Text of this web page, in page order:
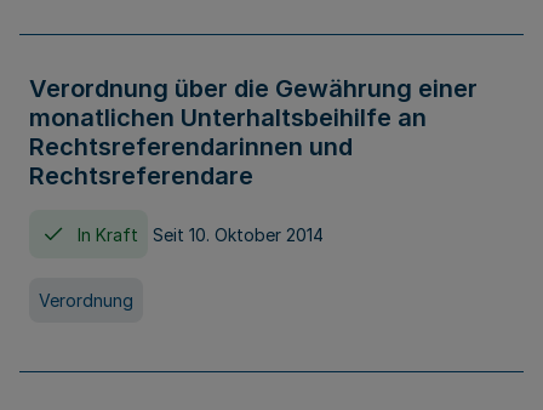
Verordnung über die Gewährung einer
monatlichen Unterhaltsbeihilfe an
Rechtsreferendarinnen und
Rechtsreferendare
In Kraft Seit 10. Oktober 2014
Verordnung